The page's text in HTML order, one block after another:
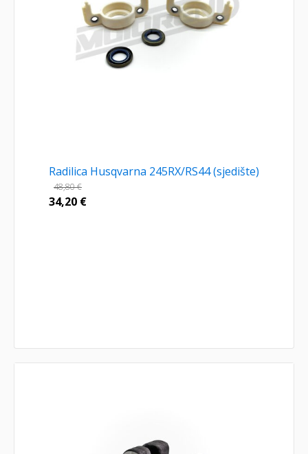
Radilica Husqvarna 245RX/RS44 (sjedište)
48,80€
34,20 €